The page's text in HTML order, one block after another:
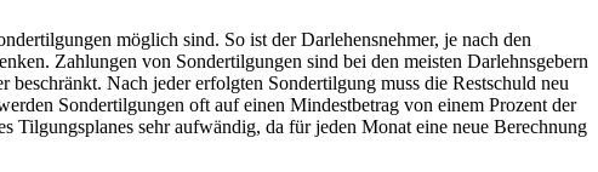
möglich sind. So ist der Darlehensnehmer, je nach den
Zahlungen von Sondertilgungen sind bei den meisten Darlehnsgebern
Nach jeder erfolgten Sondertilgung muss die Restschuld neu
Sondertilgungen oft auf einen Mindestbetrag von einem Prozent der
sehr aufwändig, da für jeden Monat eine neue Berechnung